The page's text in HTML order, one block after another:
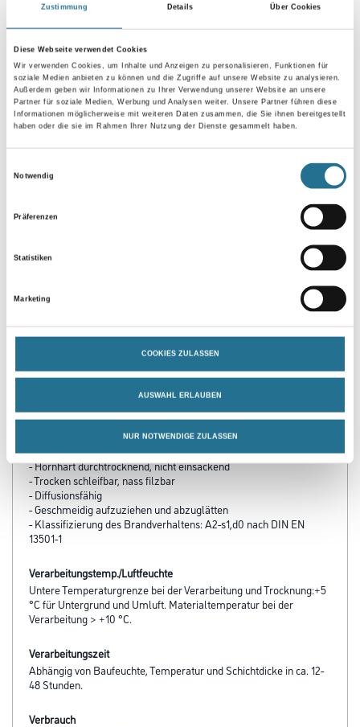
Zustimmung Details Über Cookies
Diese Webseite verwendet Cookies
Wir verwenden Cookies, um Inhalte und Anzeigen zu personalisieren, Funktionen für
soziale Medien anbieten zu können und die Zugriffe auf unsere Website zu analysieren.
Außerdem geben wir Informationen zu Ihrer Verwendung unserer Website an unsere
Partner für soziale Medien, Werbung und Analysen weiter. Unsere Partner führen diese
Informationen möglicherweise mit weiteren Daten zusammen, die Sie ihnen bereitgestellt
haben oder die sie im Rahmen Ihrer Nutzung der Dienste gesammelt haben.
Notwendig
Präferenzen
Statistiken
Marketing
COOKIES ZULASSEN
AUSWAHL ERLAUBEN
NUR NOTWENDIGE ZULASSEN
Variante
Umrechnungsfaktoren
PRODUKTEIGENSCHAFTEN
- Emissionsminimiert und lösemittelfrei
- Wasserverdünnbar, umweltschonend und geruchsarm
- Hohe Haft­festig­­keit
- Hornhart durchtrocknend, nicht ein­sackend
- Trocken schleifbar, nass filzbar
- Diffusionsfähig
- Geschmeidig aufzuziehen und abzuglätten
- Klassifizierung des Brandverhaltens: A2-s1,d0 nach DIN EN
13501-1
Verarbeitungstemp./Luftfeuchte
Untere Temperaturgrenze bei der Verarbeitung und Trocknung:+5
°C für Untergrund und Umluft. Materialtemperatur bei der
Verarbeitung > +10 °C.
Verarbeitungszeit
Abhängig von Baufeuchte, Temperatur und Schichtdicke in ca. 12-
48 Stunden.
Verbrauch